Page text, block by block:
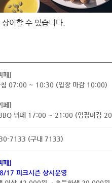
이할 수 있습니다.
페]
침 07:00 ~ 10:30 (입장 마감 10:00)
페]
뷔페 17:00 ~ 21:00 (입장마감
7133 (구내 7133)
페]
17 피크시즌 상시운영